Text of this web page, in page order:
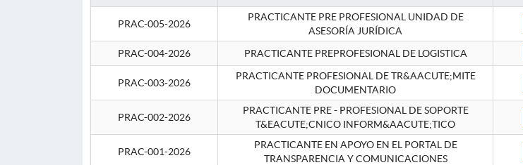
PRAC-005-2026
PRACTICANTE PRE PROFESIONAL UNIDAD DE
ASESORÍA JURÍDICA
PRAC-004-2026 PRACTICANTE PREPROFESIONAL DE LOGISTICA
PRAC-003-2026
PRACTICANTE PROFESIONAL DE TR&AACUTE;MITE
DOCUMENTARIO
PRAC-002-2026
PRACTICANTE PRE - PROFESIONAL DE SOPORTE
T&EACUTE;CNICO INFORM&AACUTE;TICO
PRAC-001-2026
PRACTICANTE EN APOYO EN EL PORTAL DE
TRANSPARENCIA Y COMUNICACIONES